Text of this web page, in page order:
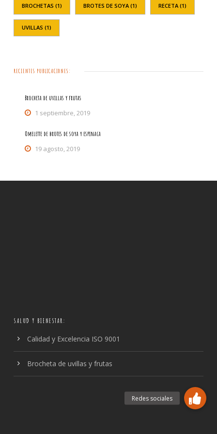
BROCHETAS (1) BROTES DE SOYA (1) RECETA (1)
UVILLAS (1)
RECIENTES PUBLICACIONES:
Brocheta de uvillas y frutas
1 septiembre, 2019
Omelette de brotes de soya y espinaca
19 agosto, 2019
SALUD Y BIENESTAR:
Calidad y Excelencia ISO 9001
Brocheta de uvillas y frutas